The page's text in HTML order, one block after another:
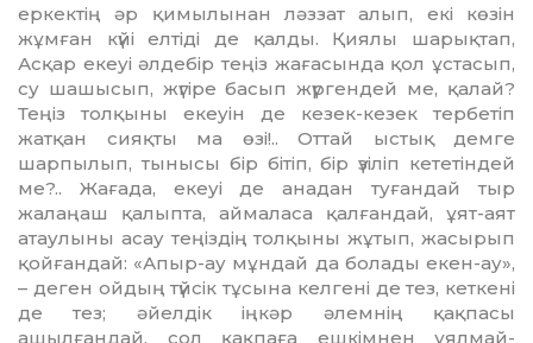
ер­кектің әр қимылынан ләззат алып, екі көзін
жұмған күйі ел­тіді де қалды. Қиялы шарықтап,
Асқар екеуі әлдебір теңіз жаға­сын­да қол ұстасып,
су шашысып, жүгіре басып жүргендей ме, қа­лай?
Теңіз толқыны екеуін де ке­зек-кезек тербетіп
жатқан сияқ­ты ма өзі!.. Оттай ыстық демге
шарпылып, тынысы бір бітіп, бір үзіліп кететіндей
ме?.. Жағада, екеуі де анадан туғандай тыр
жалаңаш қалыпта, аймаласа қалғандай, ұят-аят
атаулыны асау теңіздің толқыны жұтып, жасырып
қойғандай: «Апыр-ау мұндай да болады екен-ау»,
– деген ойдың түйсік тұсына келгені де тез, кеткені
де тез; әйелдік іңкәр әлемнің қақпасы
ашылғандай, сол қақпаға ешкімнен ұялмай-